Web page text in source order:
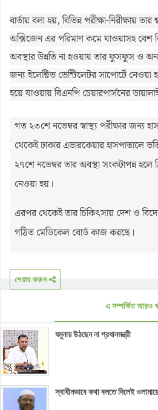
বার্তায় বলা হয়, বিভিন্ন পরীক্ষা-নিরীক্ষায়
অক্সিজেন এর পরিমাণ কমে যাওয়াসহ বেশ
অবস্থার উন্নতি না হওয়ায় তার ফুসফুস ও
জন্য ইলেক্টিভ ভেন্টিলেটর সাপোর্টে নেওয়া
হয়ে যাওয়ায় বিএনপি চেয়ারপার্সনের
গত ২৩শে নভেম্বর স্বাস্থ্য পরীক্ষার জন্য
থেকেই ঢাকার এভারকেয়ার হাসপাতালে
২৭শে নভেম্বর তার অবস্থা সংকটাপন্ন হলে
নেওয়া হয়।
এরপর থেকেই তার চিকিৎসায় দেশ ও
গঠিত মেডিকেল বোর্ড কাজ করছে।
শেয়ার করুন
এ সম্পর্কিত আরও
যমুনায় উঠছেন না প্রধানমন্ত্রী
স্বাধীনভাবে কথা বলতে দিলেই